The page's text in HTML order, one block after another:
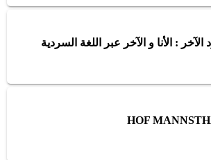
: الأنا و الآخر عبر اللغة السردية
HOF